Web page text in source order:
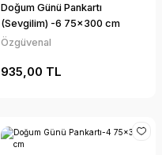
Doğum Günü Pankartı
(Sevgilim) -6 75x300 cm
Özgüvenal
935,00 TL